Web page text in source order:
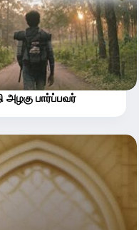
அழகு பார்ப்பவர்